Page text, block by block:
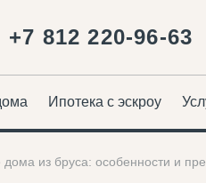
+7 812 220-96-63
Ипотека с эскроу
из бруса: особенности и